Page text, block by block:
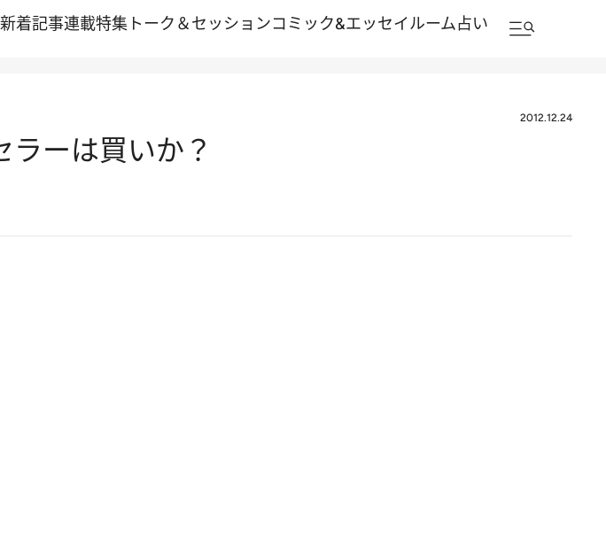
新着記事連載特集 トーク＆セッションコミック&エッセイルーム占い
2012.12.24
ーは買いか？